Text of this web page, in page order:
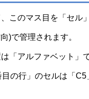
このマス目を「セル
)で管理されます。
「アルファベット
の行」のセルは「C5